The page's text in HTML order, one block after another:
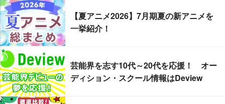
【夏アニメ2026】7月期夏の新アニメを
一挙紹介！
芸能界を志す10代～20代を応援！ オー
ディション・スクール情報はDeview